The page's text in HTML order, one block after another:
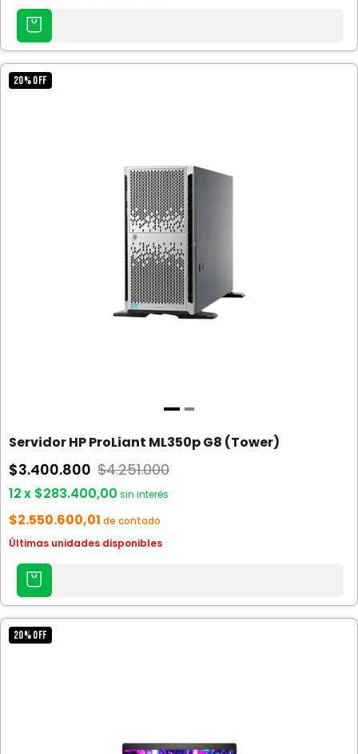
AGREGAR
CARRITO
20%OFF
Servidor HP ProLiant ML350p G8 (Tower)
$3.400.800 $4.251.000
12x $283.400,00 sin interés
$2.550.600,01 de contado
Últimas unidades disponibles
AGREGAR
CARRITO
20%OFF